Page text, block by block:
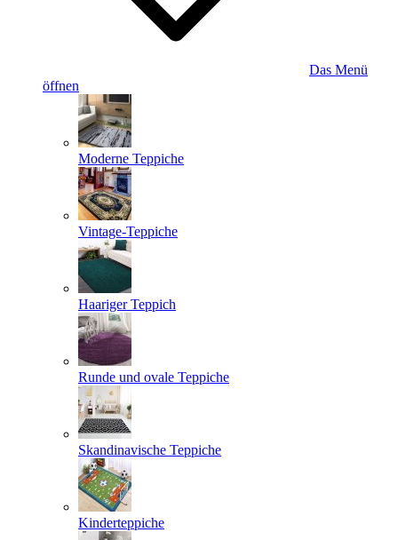
Das Menü
öffnen
Moderne Teppiche
Vintage-Teppiche
Haariger Teppich
Runde und ovale Teppiche
Skandinavische Teppiche
Kinderteppiche